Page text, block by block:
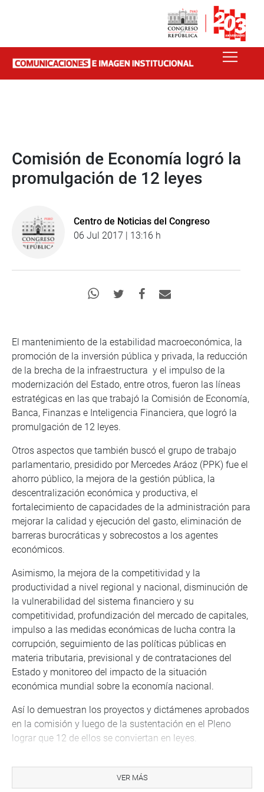
Comisión de Economía logró la
promulgación de 12 leyes
Centro de Noticias del Congreso
06 Jul 2017 | 13:16 h
El mantenimiento de la estabilidad macroeconómica, la
promoción de la inversión pública y privada, la reducción
de la brecha de la infraestructura y el impulso de la
modernización del Estado, entre otros, fueron las líneas
estratégicas en las que trabajó la Comisión de Economía,
Banca, Finanzas e Inteligencia Financiera, que logró la
promulgación de 12 leyes.
Otros aspectos que también buscó el grupo de trabajo
parlamentario, presidido por Mercedes Aráoz (PPK) fue el
ahorro público, la mejora de la gestión pública, la
descentralización económica y productiva, el
fortalecimiento de capacidades de la administración para
mejorar la calidad y ejecución del gasto, eliminación de
barreras burocráticas y sobrecostos a los agentes
económicos.
Asimismo, la mejora de la competitividad y la
productividad a nivel regional y nacional, disminución de
la vulnerabilidad del sistema financiero y su
competitividad, profundización del mercado de capitales,
impulso a las medidas económicas de lucha contra la
corrupción, seguimiento de las políticas públicas en
materia tributaria, previsional y de contrataciones del
Estado y monitoreo del impacto de la situación
económica mundial sobre la economía nacional.
Así lo demuestran los proyectos y dictámenes aprobados
en la comisión y luego de la sustentación en el Pleno
lograr que 12 de ellos se conviertan en leyes.
extraordinaria a los procesos concursales que se
VER MÁS